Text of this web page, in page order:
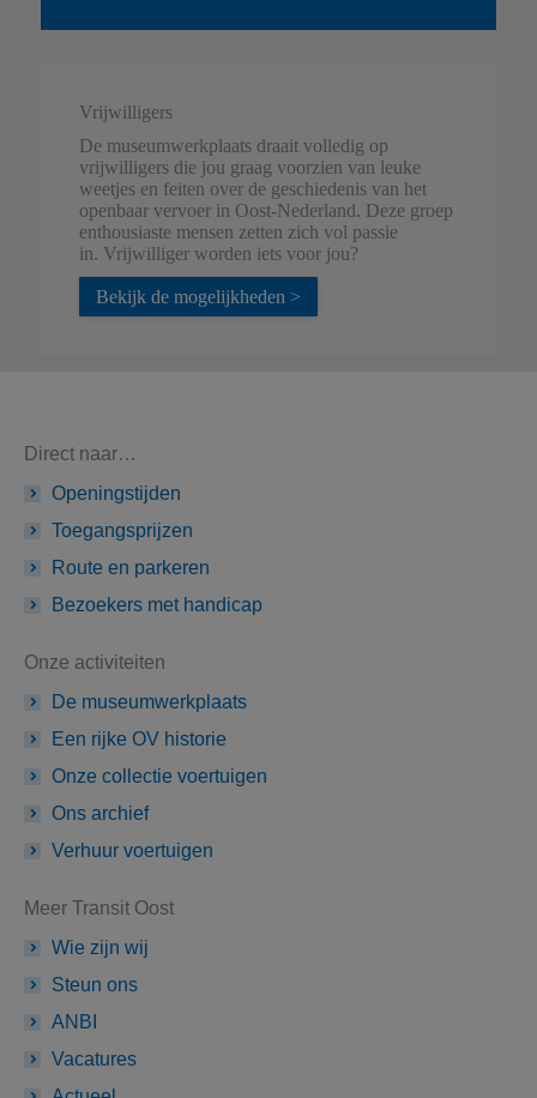
Vrijwilligers
De museumwerkplaats draait volledig op
vrijwilligers die jou graag voorzien van leuke
weetjes en feiten over de geschiedenis van het
openbaar vervoer in Oost-Nederland. Deze groep
enthousiaste mensen zetten zich vol passie
in. Vrijwilliger worden iets voor jou?
Bekijk de mogelijkheden >
Direct naar…
Openingstijden
Toegangsprijzen
Route en parkeren
Bezoekers met handicap
Onze activiteiten
De museumwerkplaats
Een rijke OV historie
Onze collectie voertuigen
Ons archief
Verhuur voertuigen
Meer Transit Oost
Wie zijn wij
Steun ons
ANBI
Vacatures